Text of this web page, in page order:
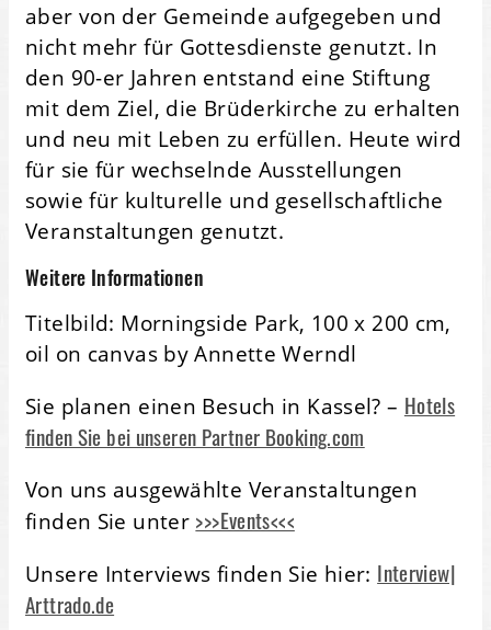
aber von der Gemeinde aufgegeben und
nicht mehr für Gottesdienste genutzt. In
den 90-er Jahren entstand eine Stiftung
mit dem Ziel, die Brüderkirche zu erhalten
und neu mit Leben zu erfüllen. Heute wird
für sie für wechselnde Ausstellungen
sowie für kulturelle und gesellschaftliche
Veranstaltungen genutzt.
Weitere Informationen
Titelbild: Morningside Park, 100 x 200 cm,
oil on canvas by Annette Werndl
Sie planen einen Besuch in Kassel? – Hotels
finden Sie bei unseren Partner Booking.com
Von uns ausgewählte Veranstaltungen
finden Sie unter >>>Events<<<
Unsere Interviews finden Sie hier: Interview|
Arttrado.de